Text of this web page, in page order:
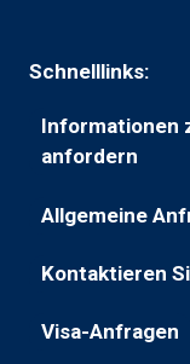
Schnelllinks:
Informationen
anfordern
(wird
einem
Tab
Allgemeine
(wird
einem
neuen
Kontaktieren
(öffnet
einem
Visa-Anfragen
(öffnet